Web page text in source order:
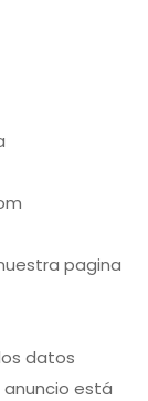
pagina
datos
anuncio está